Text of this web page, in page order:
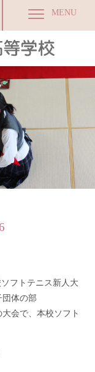
MENU
フトテニス新人大
体の部
会で、本校ソフト